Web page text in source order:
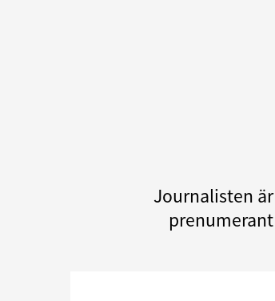
Journalisten